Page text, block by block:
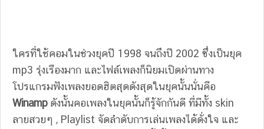
ใครที่ใช้คอมในช่วงยุคปี 1998 จนถึงปี 2002 ซึ่งเป็นยุค
mp3 รุ่งเรืองมาก และไฟล์เพลงก็นิยมเปิดผ่านทาง
โปรแกรมฟังเพลงยอดฮิตสุดดังสุดในยุคนั้นนั่นคือ
Winampดังนั้นคอเพลงในยุคนั้นก็รู้จักกันดี ที่มีทั้ง skin
ลายสวยๆ , Playlist จัดลำดับการเล่นเพลงได้ดั่งใจ และ